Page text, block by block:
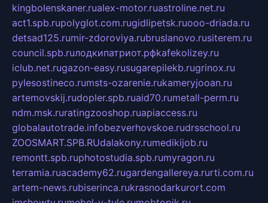
kingbolenskaner.rualex-motor.ruastroline.net.ru
act1.spb.rupolyglot.com.rugidlipetsk.ruooo-driada.ru
detsad125.rumir-zdoroviya.rubruslanovo.rusiterem.ru
council.spb.ruлодкипатриот.рфkafekolizey.ru
iclub.net.rugazon-easy.rusugarepilekb.rugrinox.ru
pylesostineco.rumsts-ozarenie.rukameryjooan.ru
artemovskij.rudopler.spb.ruaid70.rumetall-perm.ru
ndm.msk.ruratingzooshop.ruapiaccess.ru
globalautotrade.infobezverhovskoe.rudrsschool.ru
ZOOSMART.SPB.RUdalakony.rumedikijob.ru
remontt.spb.ruphotostudia.spb.rumyragon.ru
terramia.ruacademy62.rugardengallereya.rurti.com.ru
artem-news.rubiserinca.rukrasnodarkurort.com